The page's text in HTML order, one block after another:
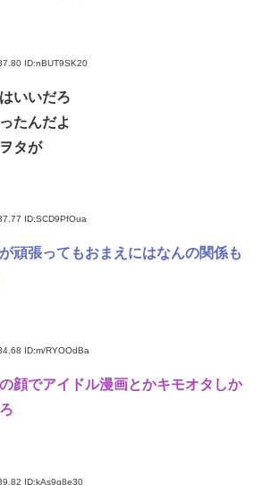
ID:nBUT9SK20
いいだろ
たんだよ
タが
ID:SCD9PfOua
頑張ってもおまえにはなんの関係も
ID:m/RYOOdBa
顔でアイドル漫画とかキモオタしか
ID:kAs9g8e30